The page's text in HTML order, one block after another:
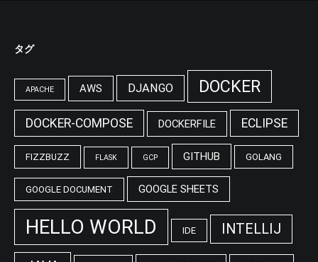
タグ
APACHE AWS DJANGO DOCKER
DOCKER-COMPOSE DOCKERFILE ECLIPSE
FIZZBUZZ FLASK GCP GITHUB GOLANG
GOOGLE DOCUMENT GOOGLE SHEETS
HELLO WORLD IDE INTELLIJ